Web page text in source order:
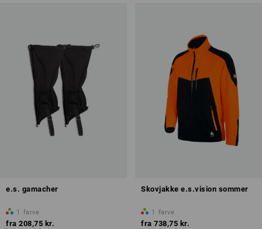
e.s. gamacher
1 farve
fra 208,75 kr.
Skovjakke e.s.vision sommer
1 farve
fra 738,75 kr.